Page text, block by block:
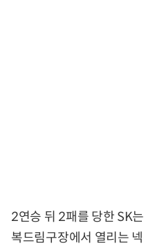
2연승 뒤 2패를 당한 SK
복드림구장에서 열리는